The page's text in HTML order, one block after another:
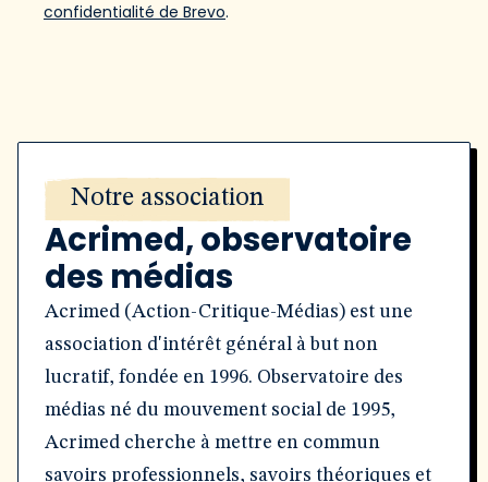
confidentialité de Brevo.
Notre association
Acrimed, observatoire
des médias
Acrimed (Action-Critique-Médias) est une
association d'intérêt général à but non
lucratif, fondée en 1996. Observatoire des
médias né du mouvement social de 1995,
Acrimed cherche à mettre en commun
savoirs professionnels, savoirs théoriques et